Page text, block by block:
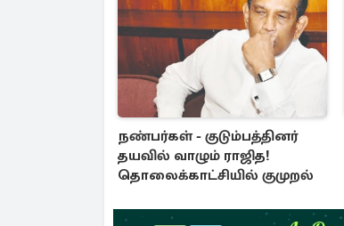
நண்பர்கள் - குடும்பத்தினர்
தயவில் வாழும் ராஜித!
தொலைக்காட்சியில் குமுறல்